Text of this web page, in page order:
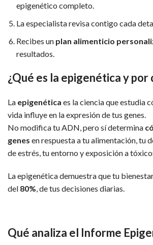
epigenético completo.
La especialista revisa contigo cada
Recibes un plan alimenticio
resultados.
¿Qué es la epigenética y por
La epigenética es la ciencia que estudia
vida influye en la expresión de tus genes.
No modifica tu ADN, pero sí determina
genes en respuesta a tu alimentación, tu
de estrés, tu entorno y exposición a
La epigenética demuestra que tu
del 80%, de tus decisiones diarias.
Qué analiza el Informe